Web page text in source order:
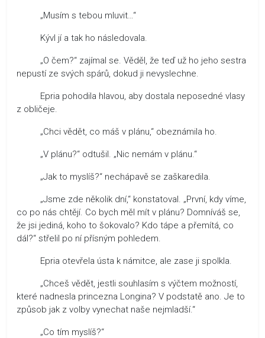
„Musím s tebou mluvit…“
Kývl jí a tak ho následovala.
„O čem?“ zajímal se. Věděl, že teď už ho jeho sestra
nepustí ze svých spárů, dokud ji nevyslechne.
Epria pohodila hlavou, aby dostala neposedné vlasy
z obličeje.
„Chci vědět, co máš v plánu,“ obeznámila ho.
„V plánu?“ odtušil. „Nic nemám v plánu.“
„Jak to myslíš?“ nechápavě se zaškaredila.
„Jsme zde několik dní,“ konstatoval. „První, kdy víme,
co po nás chtějí. Co bych měl mít v plánu? Domníváš se,
že jsi jediná, koho to šokovalo? Kdo tápe a přemítá, co
dál?“ střelil po ní přísným pohledem.
Epria otevřela ústa k námitce, ale zase ji spolkla.
„Chceš vědět, jestli souhlasím s výčtem možností,
které nadnesla princezna Longina? V podstatě ano. Je to
způsob jak z volby vynechat naše nejmladší.“
„Co tím myslíš?“